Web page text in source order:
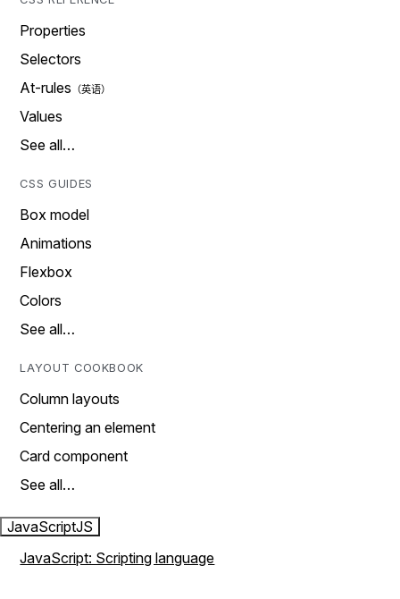
Properties
Selectors
At-rules
Values
See all…
CSS GUIDES
Box model
Animations
Flexbox
Colors
See all…
LAYOUT COOKBOOK
Column layouts
Centering an element
Card component
See all…
JavaScriptJS
JavaScript: Scripting language